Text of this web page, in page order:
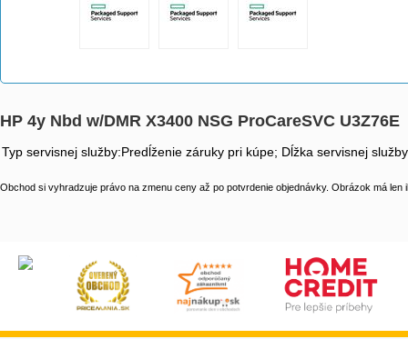
HP 4y Nbd w/DMR X3400 NSG ProCareSVC U3Z76E
Typ servisnej služby:Predĺženie záruky pri kúpe; Dĺžka servisnej
Obchod si vyhradzuje právo na zmenu ceny až po potvrdenie objednávky. Obrázok má len